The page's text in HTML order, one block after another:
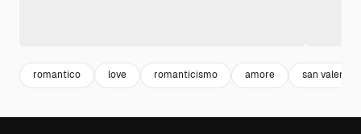
romantico love romanticismo amore san